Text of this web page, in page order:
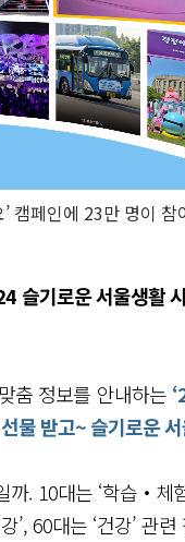
캠페인에 23만 명이 참
슬기로운 서울생활
춤 정보를 안내하는
물 받고~ 슬기로운
. 10대는 ‘학습‧체
’, 60대는 ‘건강’ 관